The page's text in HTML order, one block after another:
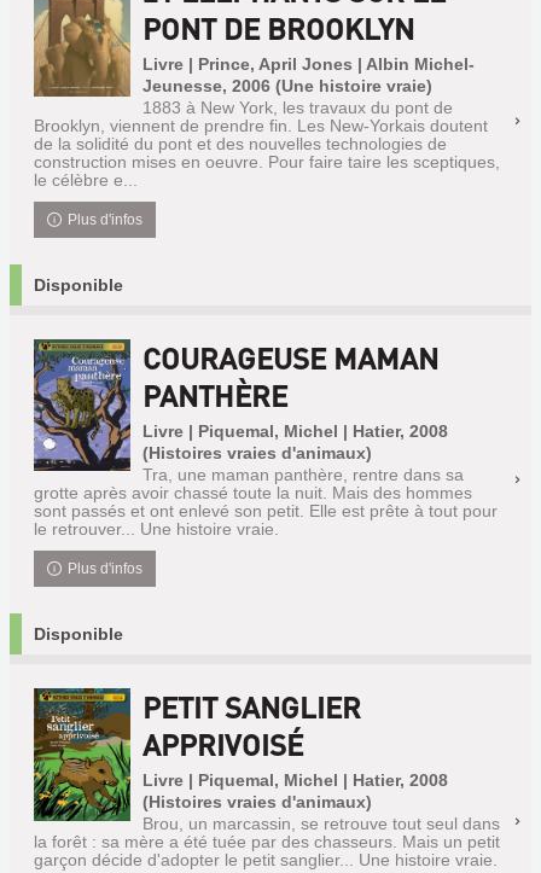
PONT DE BROOKLYN
Livre | Prince, April Jones | Albin Michel-
Jeunesse, 2006 (Une histoire vraie)
1883 à New York, les travaux du pont de
Brooklyn, viennent de prendre fin. Les New-Yorkais doutent
de la solidité du pont et des nouvelles technologies de
construction mises en oeuvre. Pour faire taire les sceptiques,
le célèbre e...
Plus d'infos
Disponible
COURAGEUSE MAMAN
PANTHÈRE
Livre | Piquemal, Michel | Hatier, 2008
(Histoires vraies d'animaux)
Tra, une maman panthère, rentre dans sa
grotte après avoir chassé toute la nuit. Mais des hommes
sont passés et ont enlevé son petit. Elle est prête à tout pour
le retrouver... Une histoire vraie.
Plus d'infos
Disponible
PETIT SANGLIER
APPRIVOISÉ
Livre | Piquemal, Michel | Hatier, 2008
(Histoires vraies d'animaux)
Brou, un marcassin, se retrouve tout seul dans
la forêt : sa mère a été tuée par des chasseurs. Mais un petit
garçon décide d'adopter le petit sanglier... Une histoire vraie.